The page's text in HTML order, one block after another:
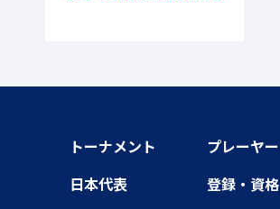
トーナメント
プレーヤー
日本代表
登録・資格